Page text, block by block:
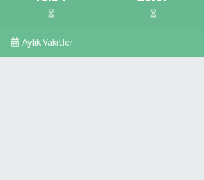
Aylık Vakitler